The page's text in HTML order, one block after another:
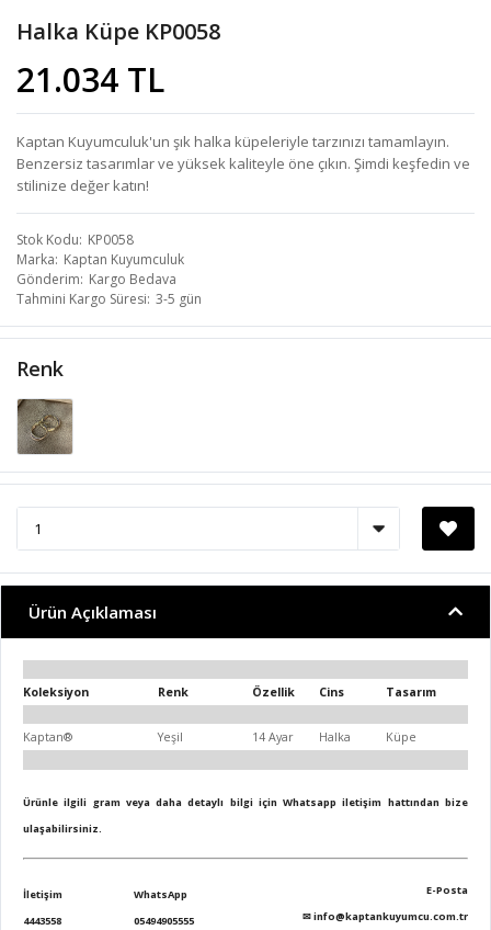
Halka Küpe KP0058
21.034 TL
Kaptan Kuyumculuk'un şık halka küpeleriyle tarzınızı tamamlayın.
Benzersiz tasarımlar ve yüksek kaliteyle öne çıkın. Şimdi keşfedin ve
stilinize değer katın!
Stok Kodu KP0058
Marka Kaptan Kuyumculuk
Gönderim Kargo Bedava
Tahmini Kargo Süresi 3-5 gün
Renk
Ürün Açıklaması
Koleksiyon Renk Özellik Cins Tasarım
Kaptan® Yeşil 14 Ayar Halka Küpe
Ürünle ilgili gram veya daha detaylı bilgi için Whatsapp iletişim hattından bize
ulaşabilirsiniz.
İletişim
4443558
WhatsApp
05494905555
E-Posta
✉info@kaptankuyumcu.com.tr